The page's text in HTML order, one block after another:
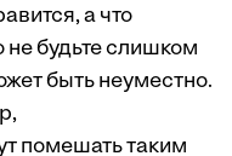
а что
будьте слишком
быть неуместно.
помешать таким